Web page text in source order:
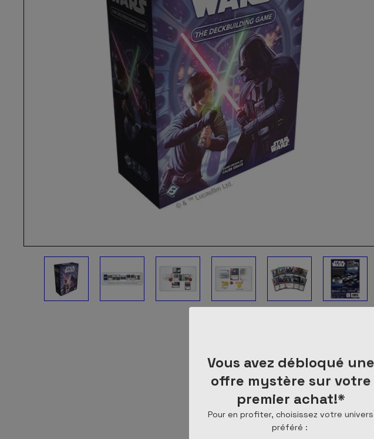
Vous avez débloqué une
offre mystère sur votre
premier achat!*
Pour en profiter, choisissez votre univers
préféré :